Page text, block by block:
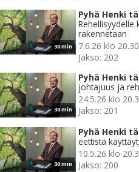
30 min
Pyhä Henki
Rehellisyydelle
rakennetaan
7.6.26 klo 20.30
Jakso: 202
30 min
Pyhä Henki
johtajuus ja
24.5.26 klo
Jakso: 201
30 min
Pyhä Henki
eettistä
10.5.26 klo
Jakso: 200